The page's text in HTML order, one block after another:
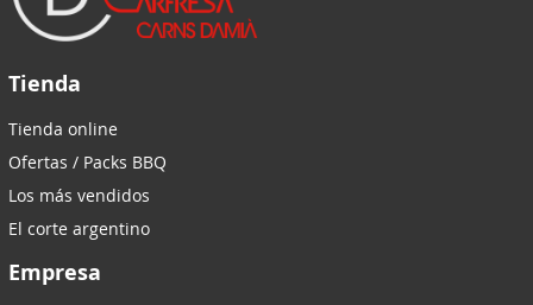
Tienda
Tienda online
Ofertas / Packs BBQ
Los más vendidos
El corte argentino
Empresa